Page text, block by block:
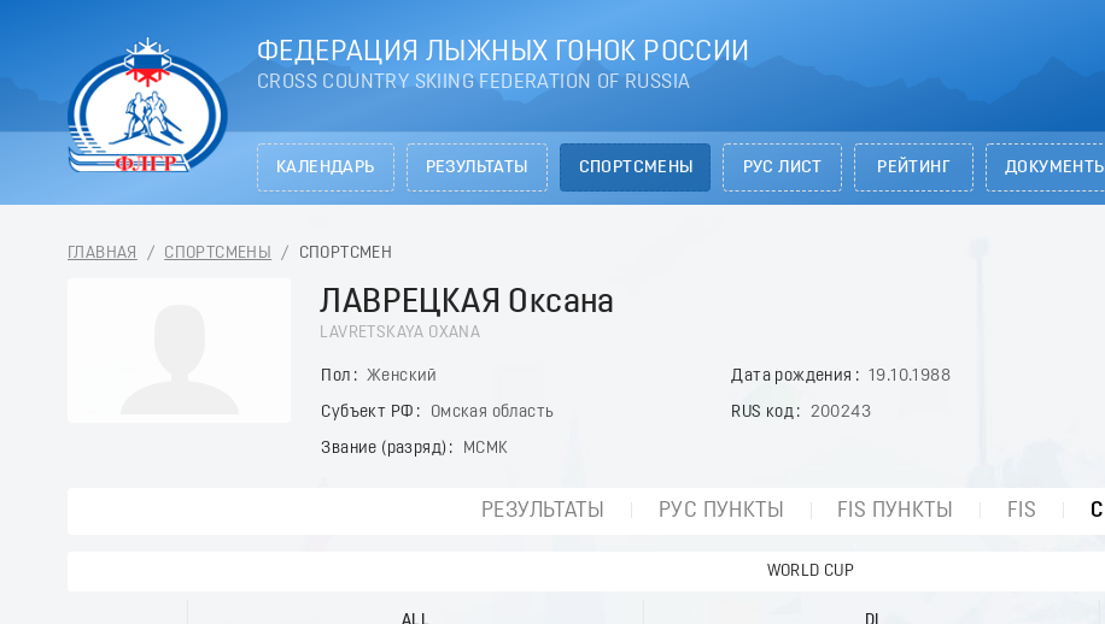
ФЕДЕРАЦИЯ ЛЫЖНЫХ ГОНОК РОССИИ
CROSS COUNTRY SKIING FEDERATION OF RUSSIA
КАЛЕНДАРЬ РЕЗУЛЬТАТЫ СПОРТСМЕНЫ РУС ЛИСТ РЕЙТИНГ
ГЛАВНАЯ / СПОРТСМЕНЫ / СПОРТСМЕН
ЛАВРЕЦКАЯ Оксана
LAVRETSKAYA OXANA
Пол Женский Дата рождения 19.10.1988
Субъект РФ
Омская область RUS код 200243
Звание (разряд)
МСМК
РЕЗУЛЬТАТЫ РУС ПУНКТЫ FIS ПУНКТЫ FIS
WORLD CUP